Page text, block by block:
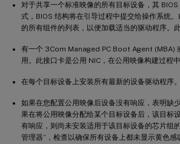
对于共享一个标准映像的所有目标设备，其
式，BIOS 结构将在引导过程中提交给操作系统
的所有组件的列表，以便加载适当的驱动程序。
有一个 3Com Managed PC Boot Agent (MBA)
用。此接口卡是公用 NIC，在公用映像构建过程
在每个目标设备上安装所有最新的设备驱动程序。
如果在您配置公用映像后设备没有响应，表明缺
果在将公用映像分配给某个目标设备后，该目标
有响应，则尚未安装适用于该目标设备的芯片组
管理器”，检查以确保所有设备上都未显示黄色感